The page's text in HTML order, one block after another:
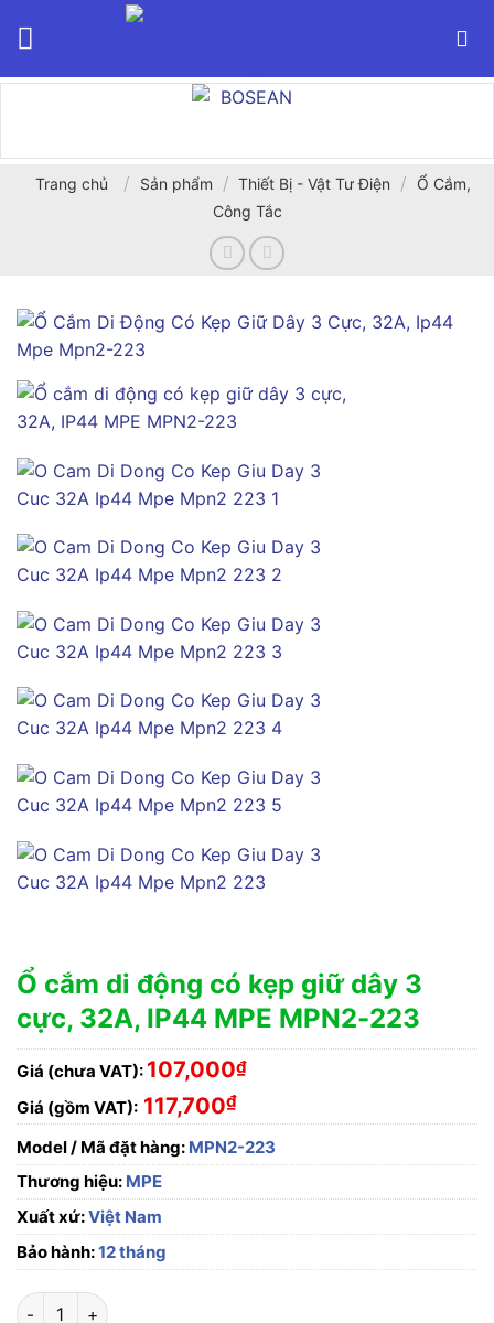
Trang chủ / Sản phẩm / Thiết Bị - Vật Tư Điện /
Ổ Cắm,
Công Tắc
Ổ cắm di động có kẹp giữ dây 3
cực, 32A, IP44 MPE MPN2-223
Giá (chưa VAT): 107,000₫
Giá (gồm VAT): 117,700₫
Model / Mã đặt hàng: MPN2-223
Thương hiệu: MPE
Xuất xứ:Việt Nam
Bảo hành:12 tháng
Ổ cắm di động có kẹp giữ dây 3 cực, 32A, IP44 MPE MPN2-